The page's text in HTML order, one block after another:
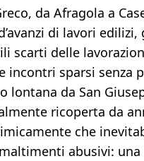
da Afragola a
di lavori edilizi,
scarti delle
incontri sparsi senza
lontana da San
ricoperta da
che
abusivi: una